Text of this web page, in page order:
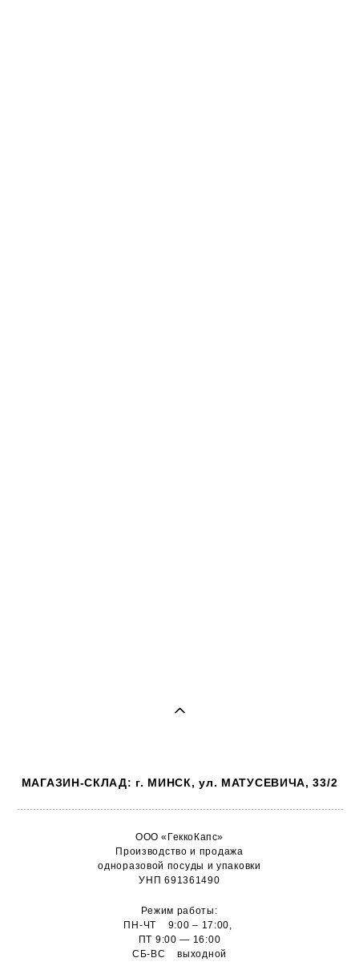
МАГАЗИН-СКЛАД: г. МИНСК, ул. МАТУСЕВИЧА, 33/2
ООО «ГеккоКапс»
Производство и продажа
одноразовой посуды и упаковки
УНП 691361490
Режим работы:
ПН-ЧТ 9:00 – 17:00,
ПТ 9:00 — 16:00
СБ-ВС выходной